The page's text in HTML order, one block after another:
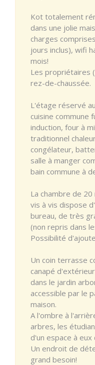
Kot totalement
dans une jolie
charges
jours inclus), wifi
mois!
Les propriétaires
rez-de-chaussée.
L'étage réservé
cuisine commune
induction, four à
traditionnel
congélateur,
salle à manger
bain commune à
La chambre de
vis à vis dispose
bureau, de très
(non repris dans
Possibilité
Un coin terrasse
canapé
dans le jardin
accessible par le
maison.
A l'ombre à
arbres, les
d'un espace à
Un endroit de
grand besoin!